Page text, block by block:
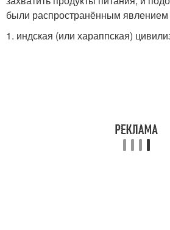
были распространённым явлением
1. индская (или хараппская)